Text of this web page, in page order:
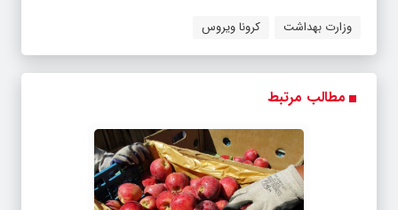
وزارت بهداشت کرونا ویروس
مطالب مرتبط